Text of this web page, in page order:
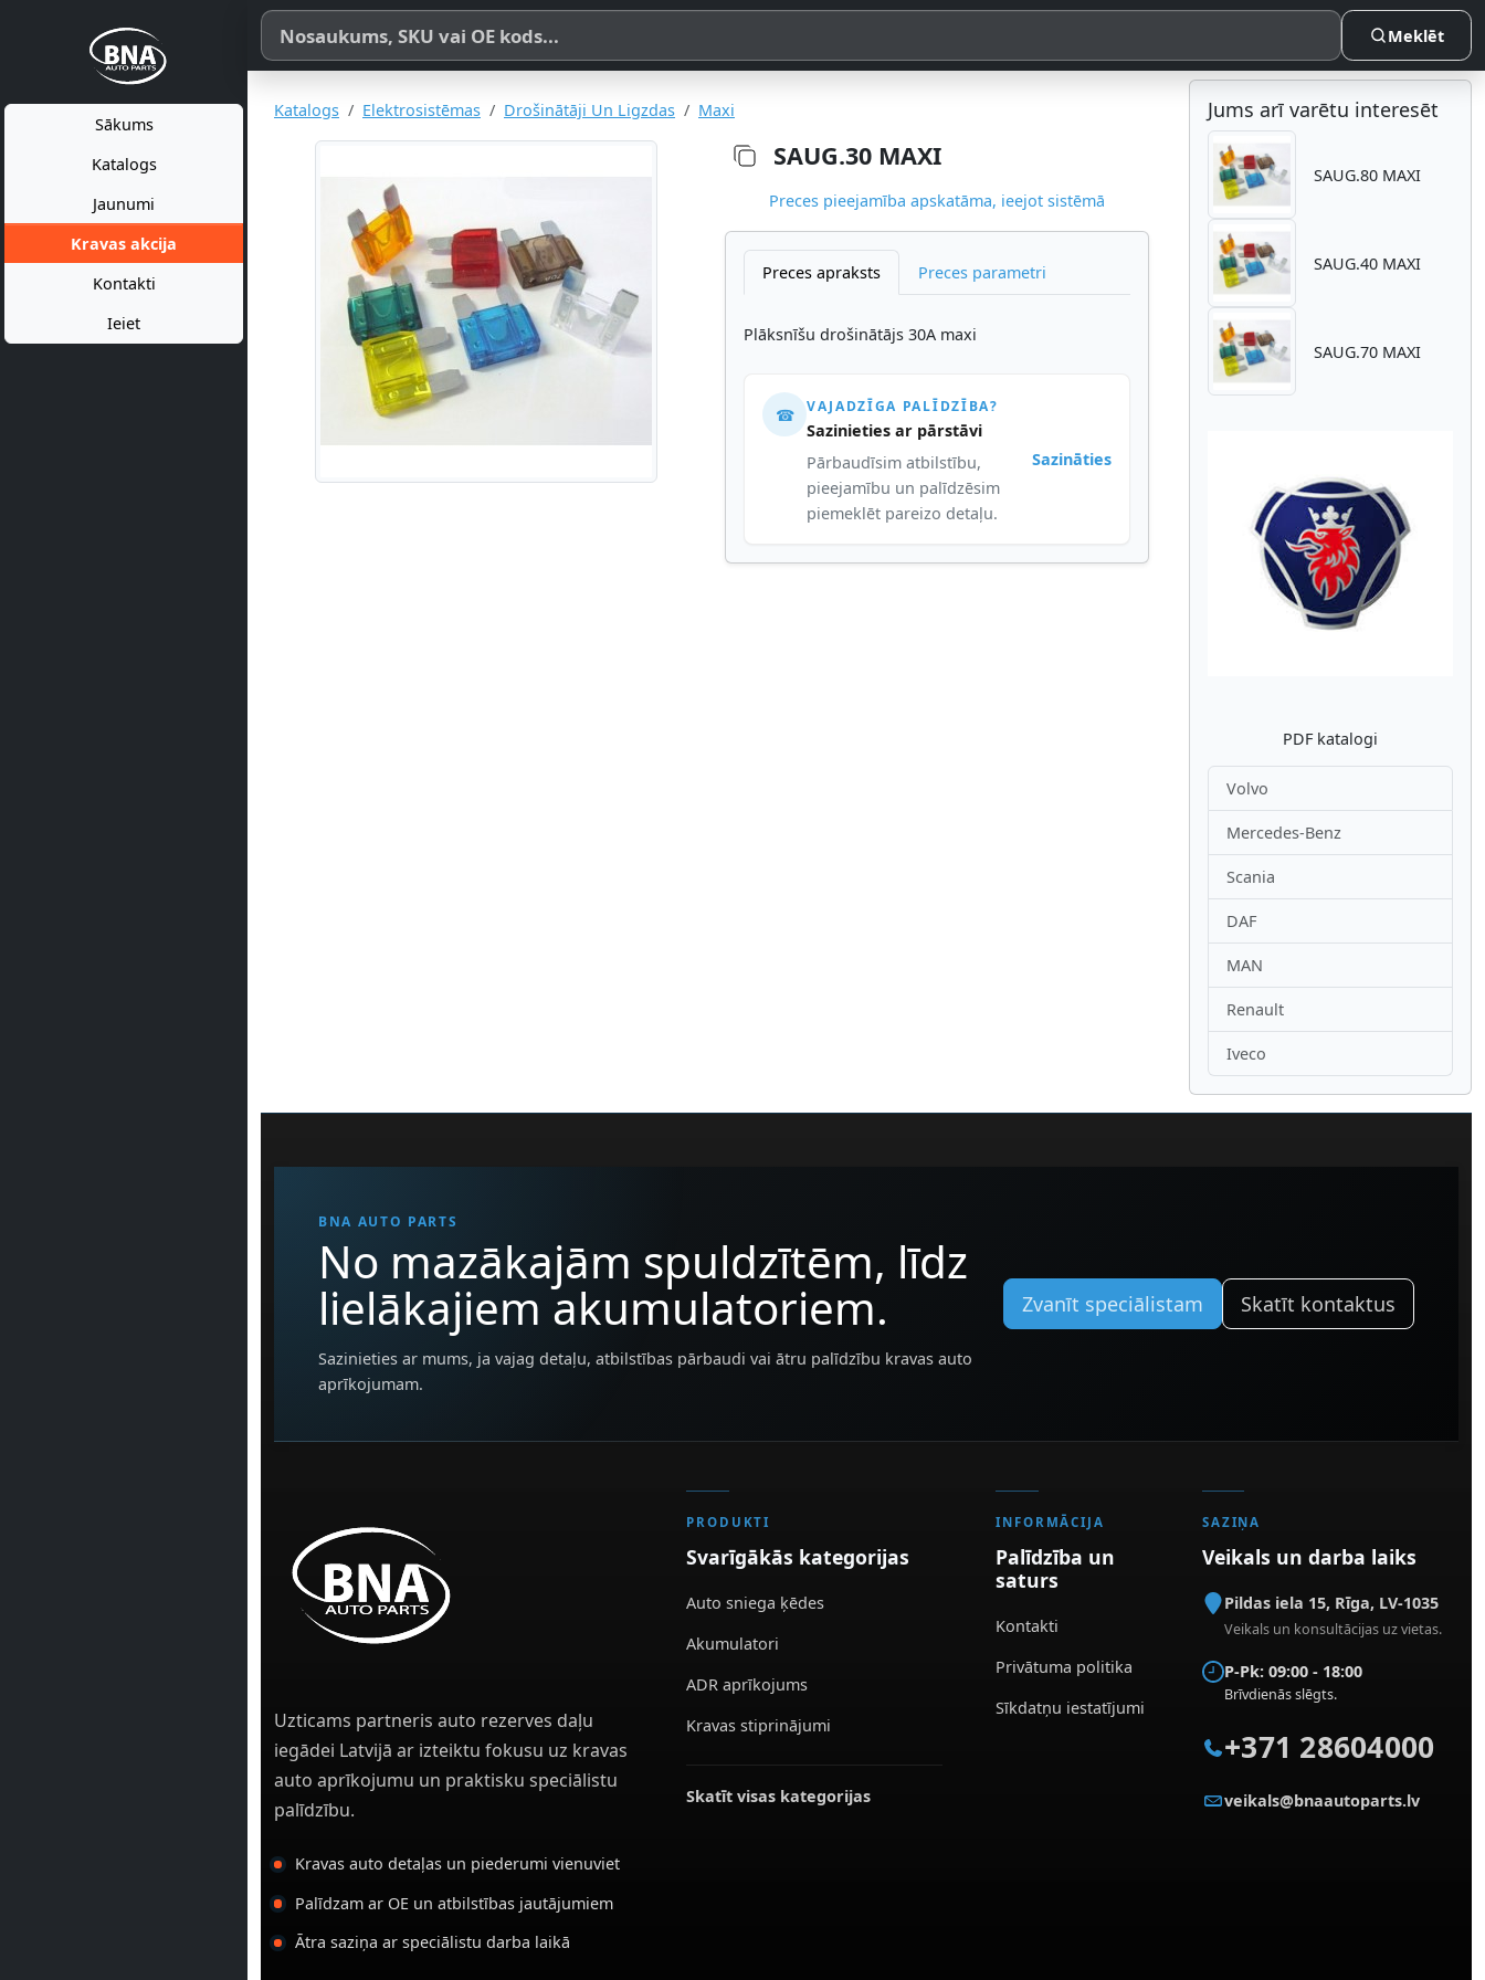
Sākums
Katalogs
Jaunumi
Kravas akcija
Kontakti
Ieiet
Meklēt pēc produkta nosaukuma, SKU vai OE koda
Meklēt
Katalogs Elektrosistēmas Drošinātāji Un Ligzdas Maxi
SAUG.30 MAXI
Preces pieejamība apskatāma, ieejot sistēmā
Preces apraksts Preces parametri
Plāksnīšu drošinātājs 30A maxi
☎ VAJADZĪGA PALĪDZĪBA?
Sazinieties ar pārstāvi
Pārbaudīsim atbilstību,
pieejamību un palīdzēsim
piemeklēt pareizo detaļu.
Sazināties
Jums arī varētu interesēt
SAUG.80 MAXI
SAUG.40 MAXI
SAUG.70 MAXI
Atpakaļ
PDF katalogi
Volvo
Mercedes-Benz
Scania
DAF
MAN
Renault
Iveco
BNA AUTO PARTS
No mazākajām spuldzītēm, līdz
lielākajiem akumulatoriem.
Sazinieties ar mums, ja vajag detaļu, atbilstības pārbaudi vai ātru palīdzību kravas auto
aprīkojumam.
Zvanīt speciālistam Skatīt kontaktus
Uzticams partneris auto rezerves daļu
iegādei Latvijā ar izteiktu fokusu uz kravas
auto aprīkojumu un praktisku speciālistu
palīdzību.
Kravas auto detaļas un piederumi vienuviet
Palīdzam ar OE un atbilstības jautājumiem
Ātra saziņa ar speciālistu darba laikā
PRODUKTI
Svarīgākās kategorijas
Auto sniega ķēdes
Akumulatori
ADR aprīkojums
Kravas stiprinājumi
Skatīt visas kategorijas
INFORMĀCIJA
Palīdzība un
saturs
Kontakti
Privātuma politika
Sīkdatņu iestatījumi
SAZIŅA
Veikals un darba laiks
Pildas iela 15, Rīga, LV-1035
Veikals un konsultācijas uz vietas.
P-Pk: 09:00 - 18:00
Brīvdienās slēgts.
+371 28604000
veikals@bnaautoparts.lv